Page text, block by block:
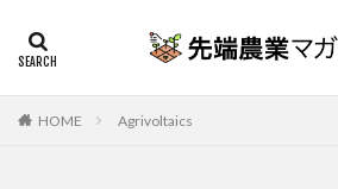
HOME Agrivoltaics